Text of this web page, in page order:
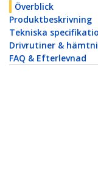
Överblick
Produktbeskrivning
Tekniska
Drivrutiner &
FAQ & Efterlevnad